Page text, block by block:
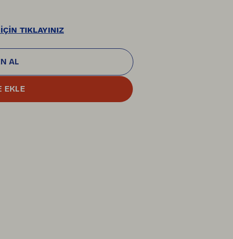
TIKLAYINIZ
AL
EKLE